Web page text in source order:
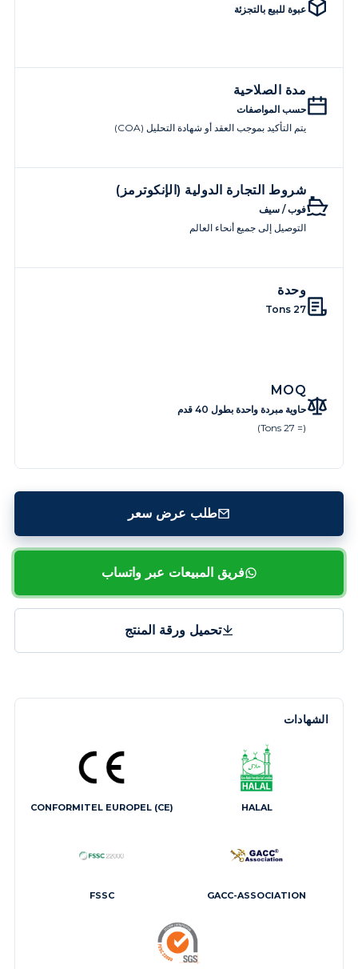
عبوة للبيع بالتجزئة
مدة الصلاحية
حسب المواصفات
يتم التأكيد بموجب العقد أو شهادة التحليل (COA)
شروط التجارة الدولية (الإنكوترمز)
فوب / سيف
التوصيل إلى جميع أنحاء العالم
وحدة
27 Tons
MOQ
حاوية مبردة واحدة بطول 40 قدم
(= 27 Tons)
طلب عرض سعر
فريق المبيعات عبر واتساب
تحميل ورقة المنتج
الشهادات
HALAL
CONFORMITEL EUROPEL (CE)
GACC-ASSOCIATION
FSSC